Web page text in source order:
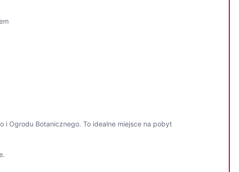
i Ogrodu Botanicznego. To idealne miejsce na pobyt